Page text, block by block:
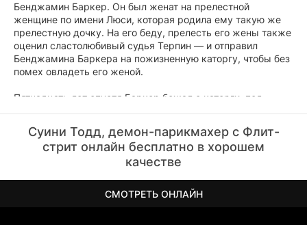
Бенджамин Баркер. Он был женат на прелестной
женщине по имени Люси, которая родила ему такую же
прелестную дочку. На его беду, прелесть его жены также
оценил сластолюбивый судья Терпин — и отправил
Бенджамина Баркера на пожизненную каторгу, чтобы без
помех овладеть его женой.
Пятнадцать лет спустя Баркер бежал с каторги, под
маленькой пекарни этажом ниже, вначале не узнавшая
его, рассказала ему его собственную историю. Тодд был
уничтожен и поклялся страшно отомстить своим
который помогал судье в его недостойных делах. По
совету миссис Ловетт, не скрывающей своей
Суини Тодд, демон-парикмахер с Флит-
стрит онлайн бесплатно в хорошем
качестве
СМОТРЕТЬ ОНЛАЙН